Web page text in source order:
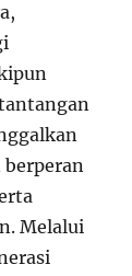
berperan
Melalui